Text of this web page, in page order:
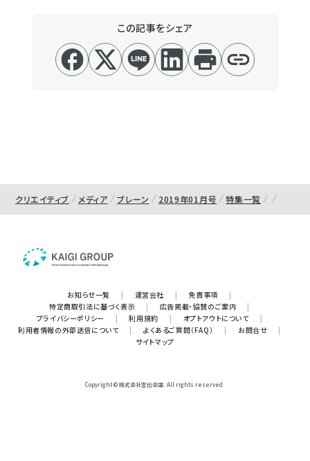
この記事をシェア
クリエイティブ メディア ブレーン 2019年01月号 特集一覧
お知らせ一覧 | 運営会社 | 免責事項
|
特定商取引法に基づく表示
| 広告掲載・協賛のご案内
|
プライバシーポリシー
| 利用規約 | オプトアウトについて
|
利用者情報の外部送信について
| よくあるご質問（FAQ） | お問合せ
|
サイトマップ
Copyright © 株式会社宣伝会議. All rights reserved.